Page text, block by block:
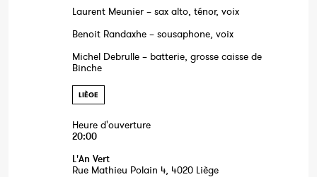
Laurent Meunier – sax alto, ténor, voix
Benoit Randaxhe – sousaphone, voix
Michel Debrulle – batterie, grosse caisse de
Binche
LIÈGE
Heure d'ouverture
20:00
L'An Vert
Rue Mathieu Polain 4, 4020 Liège